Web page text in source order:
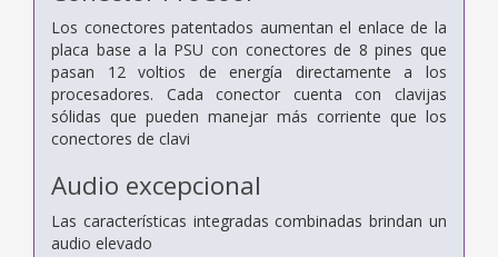
Los conectores patentados aumentan el enlace de la
placa base a la PSU con conectores de 8 pines que
pasan 12 voltios de energía directamente a los
procesadores. Cada conector cuenta con clavijas
sólidas que pueden manejar más corriente que los
conectores de clavi
Audio excepcional
Las características integradas combinadas brindan un
audio elevado